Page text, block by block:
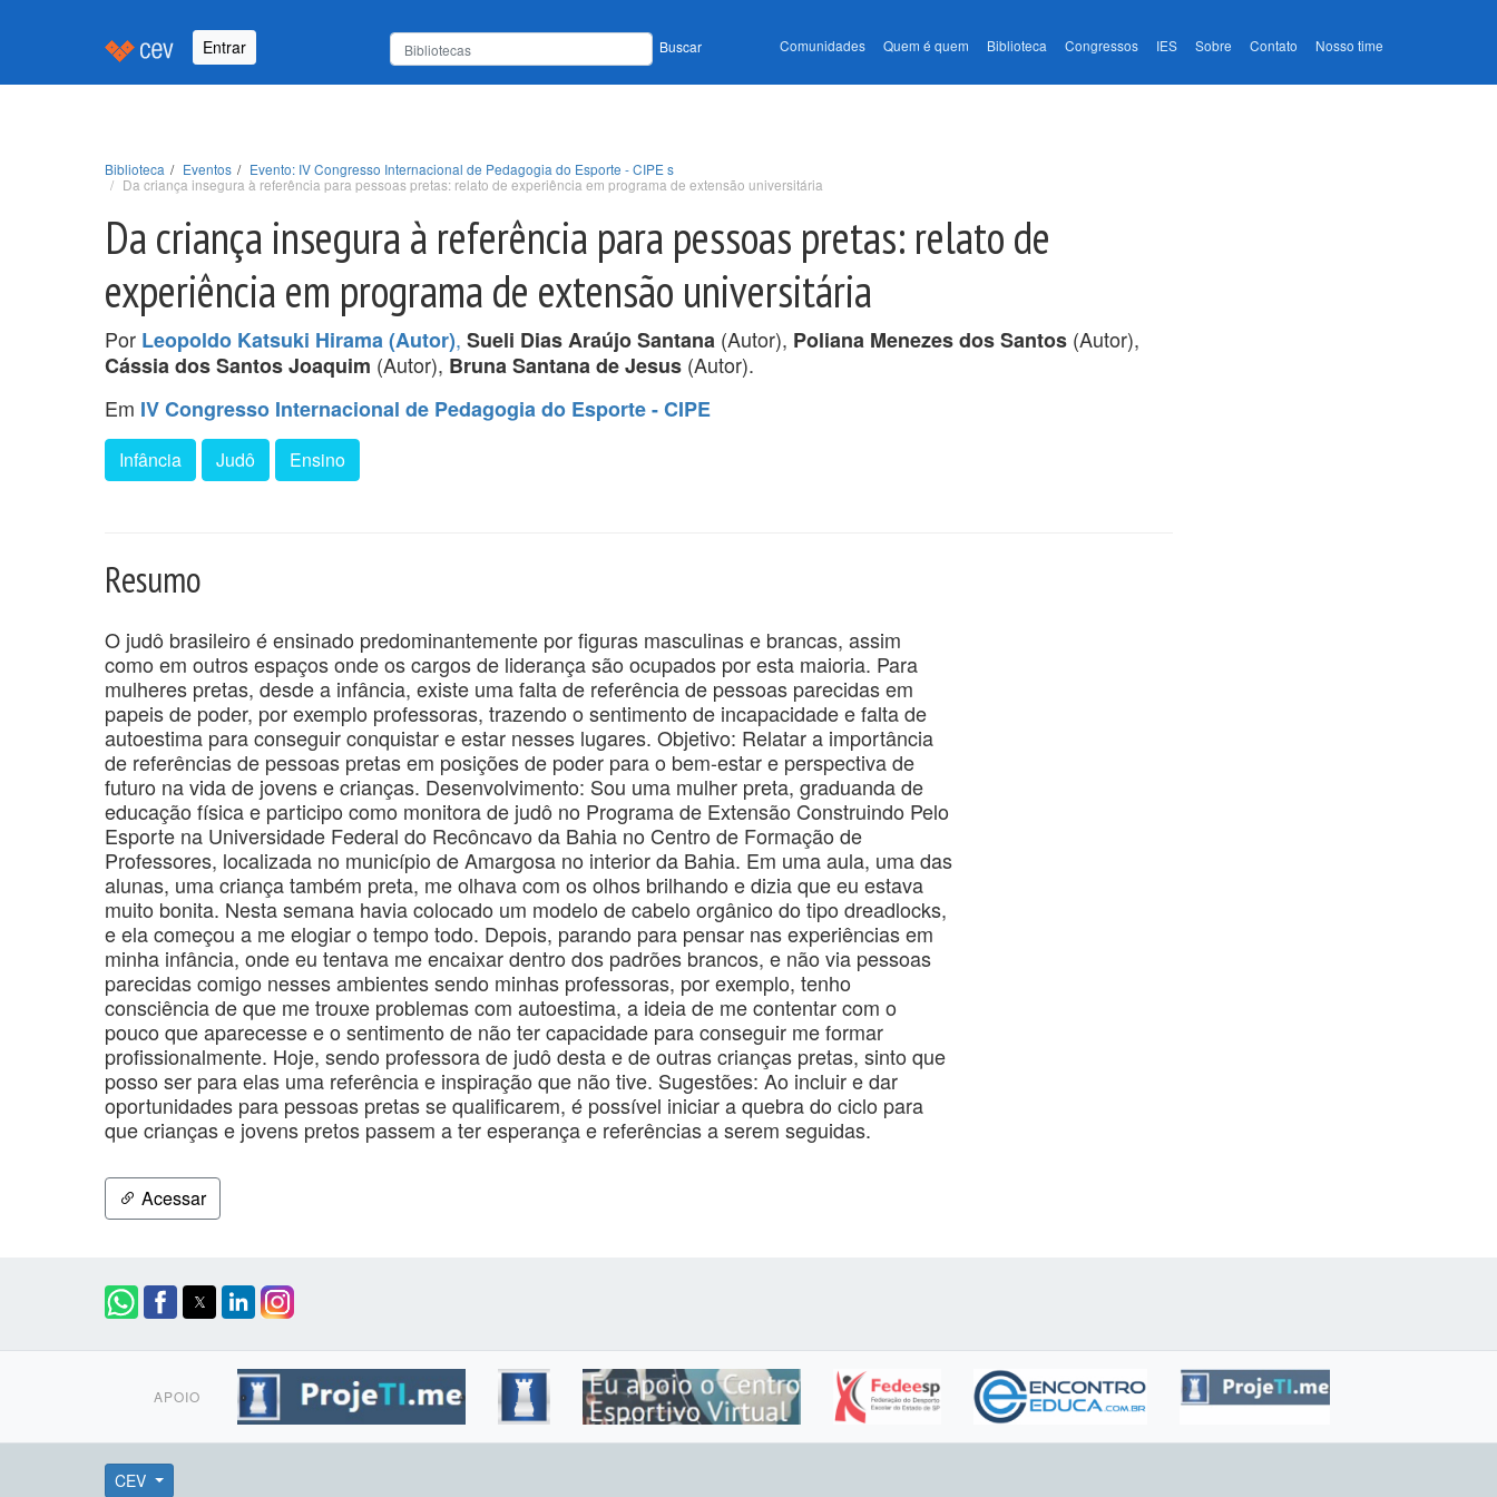
Entrar Buscar Comunidades Quem é quem Biblioteca Congressos IES Sobre Contato Nosso time
Biblioteca Eventos
Evento: IV Congresso Internacional de Pedagogia do Esporte - CIPE s
Da criança insegura à referência para pessoas pretas: relato de experiência em programa de extensão universitária
Da criança insegura à referência para pessoas pretas: relato de
experiência em programa de extensão universitária
Por Leopoldo Katsuki Hirama (Autor), Sueli Dias Araújo Santana (Autor), Poliana Menezes dos Santos (Autor),
Cássia dos Santos Joaquim (Autor), Bruna Santana de Jesus (Autor).
Em IV Congresso Internacional de Pedagogia do Esporte - CIPE
Infância Judô Ensino
Resumo
O judô brasileiro é ensinado predominantemente por figuras masculinas e brancas, assim
como em outros espaços onde os cargos de liderança são ocupados por esta maioria. Para
mulheres pretas, desde a infância, existe uma falta de referência de pessoas parecidas em
papeis de poder, por exemplo professoras, trazendo o sentimento de incapacidade e falta de
autoestima para conseguir conquistar e estar nesses lugares. Objetivo: Relatar a importância
de referências de pessoas pretas em posições de poder para o bem-estar e perspectiva de
futuro na vida de jovens e crianças. Desenvolvimento: Sou uma mulher preta, graduanda de
educação física e participo como monitora de judô no Programa de Extensão Construindo Pelo
Esporte na Universidade Federal do Recôncavo da Bahia no Centro de Formação de
Professores, localizada no município de Amargosa no interior da Bahia. Em uma aula, uma das
alunas, uma criança também preta, me olhava com os olhos brilhando e dizia que eu estava
muito bonita. Nesta semana havia colocado um modelo de cabelo orgânico do tipo dreadlocks,
e ela começou a me elogiar o tempo todo. Depois, parando para pensar nas experiências em
minha infância, onde eu tentava me encaixar dentro dos padrões brancos, e não via pessoas
parecidas comigo nesses ambientes sendo minhas professoras, por exemplo, tenho
consciência de que me trouxe problemas com autoestima, a ideia de me contentar com o
pouco que aparecesse e o sentimento de não ter capacidade para conseguir me formar
profissionalmente. Hoje, sendo professora de judô desta e de outras crianças pretas, sinto que
posso ser para elas uma referência e inspiração que não tive. Sugestões: Ao incluir e dar
oportunidades para pessoas pretas se qualificarem, é possível iniciar a quebra do ciclo para
que crianças e jovens pretos passem a ter esperança e referências a serem seguidas.
Acessar
APOIO
CEV